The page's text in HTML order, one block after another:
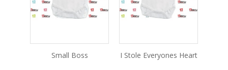
Small Boss I Stole Everyones Heart